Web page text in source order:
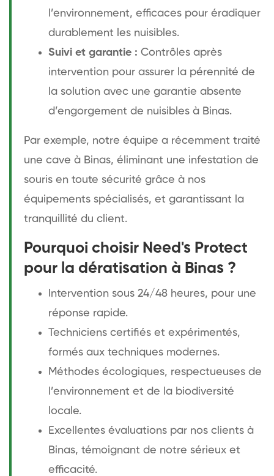
l’environnement, efficaces pour éradiquer
durablement les nuisibles.
Suivi et garantie : Contrôles après
intervention pour assurer la pérennité de
la solution avec une garantie absente
d’engorgement de nuisibles à Binas.
Par exemple, notre équipe a récemment traité
une cave à Binas, éliminant une infestation de
souris en toute sécurité grâce à nos
équipements spécialisés, et garantissant la
tranquillité du client.
Pourquoi choisir Need's Protect
pour la dératisation à Binas ?
Intervention sous 24/48 heures, pour une
réponse rapide.
Techniciens certifiés et expérimentés,
formés aux techniques modernes.
Méthodes écologiques, respectueuses de
l’environnement et de la biodiversité
locale.
Excellentes évaluations par nos clients à
Binas, témoignant de notre sérieux et
efficacité.